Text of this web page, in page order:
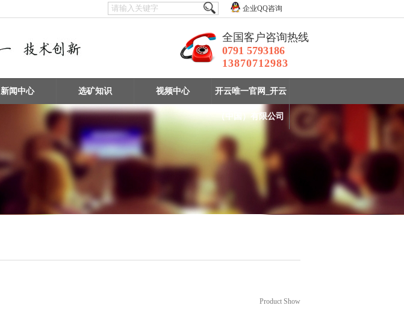
企业QQ咨询
全国客户咨询热线
0791 5793186
13870712983
新闻中心 选矿知识 视频中心 开云唯一官网_开云
（中国）有限公司
Product Show